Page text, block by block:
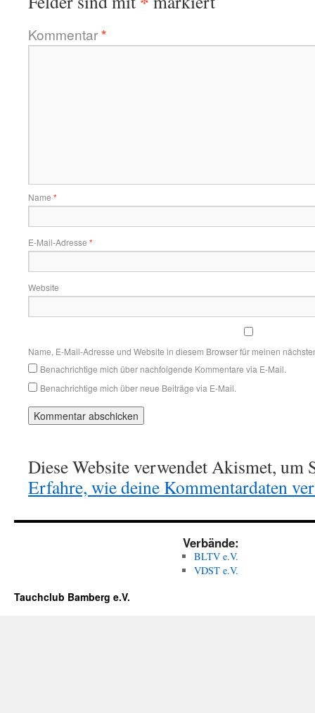
Kommentar*
Name *
E-Mail-Adresse *
Website
Name, E-Mail-Adresse und Website in diesem Browser für meinen
Benachrichtige mich über nachfolgende Kommentare via E-Mail.
Benachrichtige mich über neue Beiträge via E-Mail.
Diese Website verwendet Akismet, um
Erfahre, wie deine Kommentardaten
Verbände:
BLTV e.V.
VDST e.V.
Tauchclub Bamberg e.V.